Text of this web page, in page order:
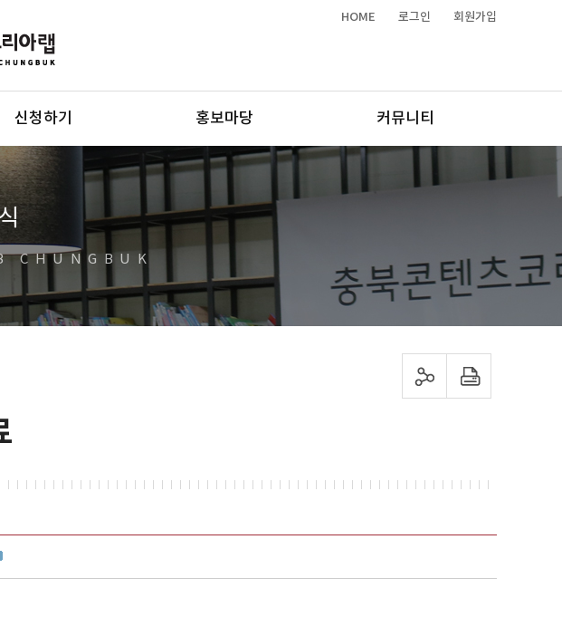
HOME 로그인 회원가입
신청하기 홍보마당 커뮤니티
CHUNGBUK
sns 공유하기 프린트하기